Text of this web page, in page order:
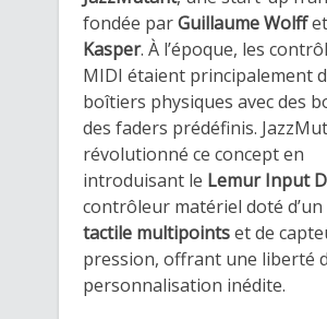
fondée parGuillaume Wolffet
Kasper. À l’époque, les
MIDI étaient principalement
boîtiers physiques avec des
des faders prédéfinis.
révolutionné ce concept en
introduisant le Lemur Input
contrôleur matériel doté d’un
tactile multipointset de
pression, offrant une liberté
personnalisation inédite.